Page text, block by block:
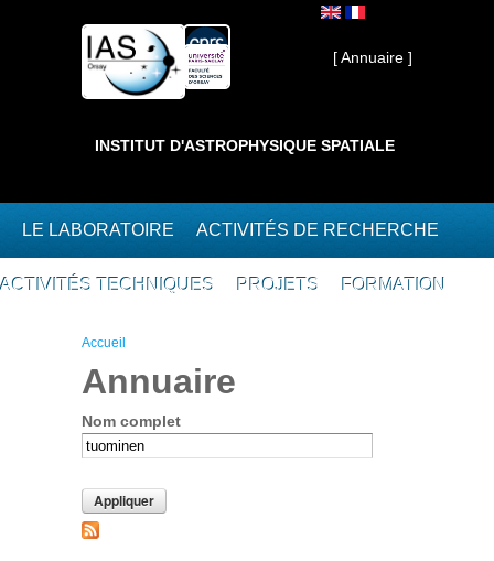
Interne ]
[ Annuaire ]
INSTITUT D'ASTROPHYSIQUE SPATIALE
LE LABORATOIRE ACTIVITÉS DE RECHERCHE
ACTIVITÉS TECHNIQUES PROJETS FORMATION
Vous êtes ici
Accueil
Annuaire
Nom complet